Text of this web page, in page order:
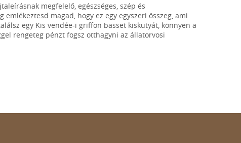
megfelelő, egészséges, szép és
magad, hogy ez egy egyszeri összeg, ami
egy Kis vendée-i griffon basset kiskutyát, könnyen a
rengeteg pénzt fogsz otthagyni az állatorvosi